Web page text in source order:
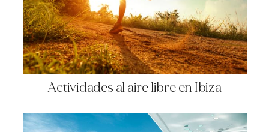
Actividades al aire libre en Ibiza